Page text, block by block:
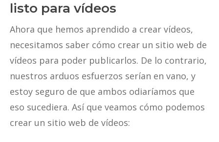
listo para vídeos
Ahora que hemos aprendido a crear vídeos,
necesitamos saber cómo crear un sitio web de
vídeos para poder publicarlos. De lo contrario,
nuestros arduos esfuerzos serían en vano, y
estoy seguro de que ambos odiaríamos que
eso sucediera. Así que veamos cómo podemos
crear un sitio web de vídeos: